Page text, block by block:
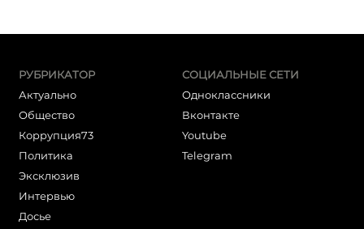
РУБРИКАТОР
Актуально
Общество
Коррупция73
Политика
Эксклюзив
Интервью
Досье
СОЦИАЛЬНЫЕ СЕТИ
Одноклассники
Вконтакте
Youtube
Telegram